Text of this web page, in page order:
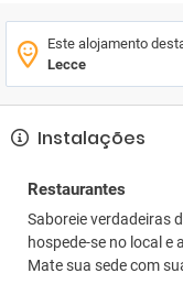
Este alojamento
Lecce
Instalações
Restaurantes
Saboreie verdadeiras
hospede-se no local e
Mate sua sede com